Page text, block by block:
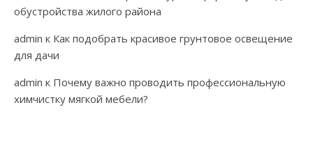
обустройства жилого района
admin к Как подобрать красивое грунтовое освещение
для дачи
admin к Почему важно проводить профессиональную
химчистку мягкой мебели?